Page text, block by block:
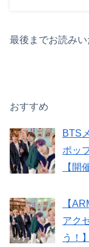
最後までお読み
おすすめ
BTS
ポッ
【開
【
アク
う！】